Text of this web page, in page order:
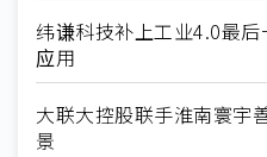
纬谦科技补上工业4.0最
应用
大联大控股联手淮南寰宇
景